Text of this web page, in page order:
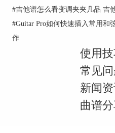
80/20 Brass：“黄铜”琴
金，80/20是铜与锌的比
#吉他谱怎么看变调夹夹几品 吉
#Guitar Pro如何快速插入常用和
作
使用
常见
新闻
曲谱